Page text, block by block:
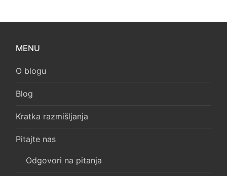
MENU
O blogu
Blog
Kratka razmišljanja
Pitajte nas
Odgovori na pitanja